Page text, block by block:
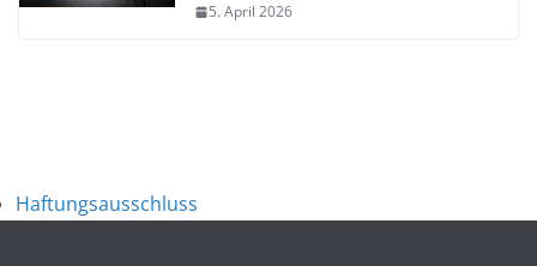
5. April 2026
Haftungsausschluss